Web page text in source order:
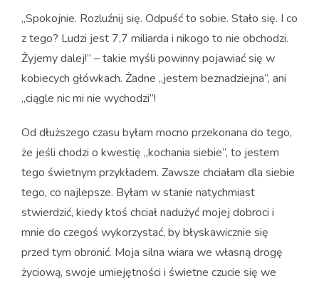
„Spokojnie. Rozluźnij się. Odpuść to sobie. Stało się. I co
z tego? Ludzi jest 7,7 miliarda i nikogo to nie obchodzi.
Żyjemy dalej!” – takie myśli powinny pojawiać się w
kobiecych główkach. Żadne „jestem beznadziejna”, ani
„ciągle nic mi nie wychodzi”!
Od dłuższego czasu byłam mocno przekonana do tego,
że jeśli chodzi o kwestię „kochania siebie”, to jestem
tego świetnym przykładem. Zawsze chciałam dla siebie
tego, co najlepsze. Byłam w stanie natychmiast
stwierdzić, kiedy ktoś chciał nadużyć mojej dobroci i
mnie do czegoś wykorzystać, by błyskawicznie się
przed tym obronić. Moja silna wiara we własną drogę
życiową, swoje umiejętności i świetne czucie się we